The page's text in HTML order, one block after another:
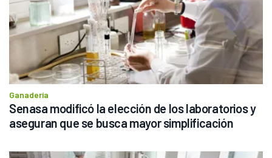
Ganadería
Senasa modificó la elección de los laboratorios y
aseguran que se busca mayor simplificación